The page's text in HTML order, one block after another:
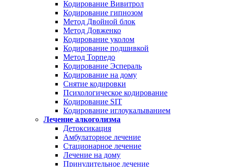
Кодирование Вивитрол
Кодирование гипнозом
Метод Двойной блок
Метод Довженко
Кодирование уколом
Кодирование подшивкой
Метод Торпедо
Кодирование Эспераль
Кодирование на дому
Снятие кодировки
Психологическое кодирование
Кодирование SIT
Кодирование иглоукалыванием
Лечение алкоголизма
Детоксикация
Амбулаторное лечение
Стационарное лечение
Лечение на дому
Принудительное лечение